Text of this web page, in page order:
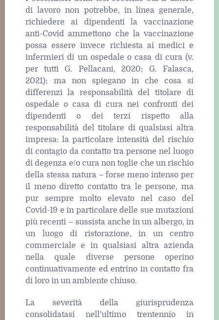
di lavoro non potrebbe, in linea generale,
richiedere ai dipendenti la vaccinazione
anti-Covid ammettono che la vaccinazione
possa essere invece richiesta ai medici e
infermieri di un ospedale o casa di cura (v.
per tutti G. Pellacani, 2020; G. Falasca,
2021); ma non spiegano in che cosa si
differenzi la responsabilità del titolare di
ospedale o casa di cura nei confronti dei
dipendenti o dei terzi rispetto alla
responsabilità del titolare di qualsiasi altra
impresa: la particolare intensità del rischio
di contagio da contatto tra persone nel luogo
di degenza e/o cura non toglie che un rischio
della stessa natura – forse meno intenso per
il meno diretto contatto tra le persone, ma
pur sempre molto elevato nel caso del
Covid-19 e in particolare delle sue mutazioni
più recenti – sussista anche in un albergo, in
un luogo di ristorazione, in un centro
commerciale e in qualsiasi altra azienda
nella quale diverse persone operino
continuativamente ed entrino in contatto fra
di loro in un ambiente chiuso.
La severità della giurisprudenza
consolidatasi nell’ultimo trentennio in